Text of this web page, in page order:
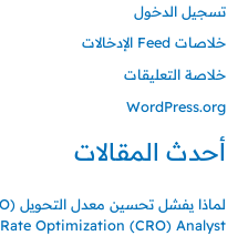
تسجيل الدخول
خلاصات Feed الإدخالات
خلاصة التعليقات
WordPress.org
أحدث المقالات
Rate Optimization (CRO) Analyst